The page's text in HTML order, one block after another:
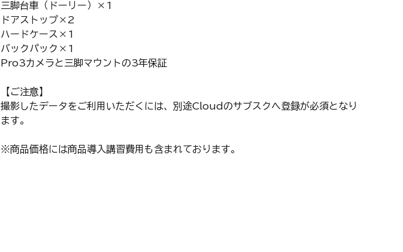
三脚台車（ドーリー）×1
ドアストップ×2
ハードケース×1
バックパック×1
Pro3カメラと三脚マウントの3年保証
【ご注意】
撮影したデータをご利用いただくには、別途Cloudのサブスクへ登録が必須となり
ます。
※商品価格には商品導入講習費用も含まれております。